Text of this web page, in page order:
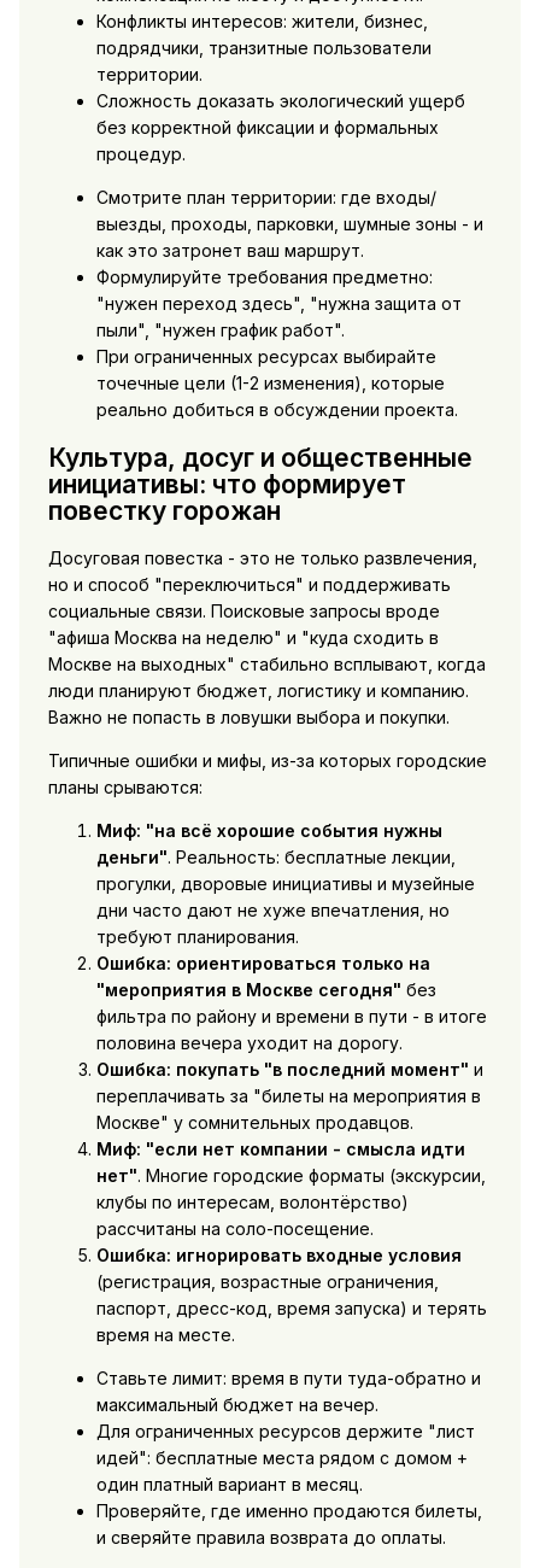
Конфликты интересов: жители, бизнес,
подрядчики, транзитные пользователи
территории.
Сложность доказать экологический ущерб
без корректной фиксации и формальных
процедур.
Смотрите план территории: где входы/
выезды, проходы, парковки, шумные зоны - и
как это затронет ваш маршрут.
Формулируйте требования предметно:
"нужен переход здесь", "нужна защита от
пыли", "нужен график работ".
При ограниченных ресурсах выбирайте
точечные цели (1-2 изменения), которые
реально добиться в обсуждении проекта.
Культура, досуг и общественные
инициативы: что формирует
повестку горожан
Досуговая повестка - это не только развлечения,
но и способ "переключиться" и поддерживать
социальные связи. Поисковые запросы вроде
"афиша Москва на неделю" и "куда сходить в
Москве на выходных" стабильно всплывают, когда
люди планируют бюджет, логистику и компанию.
Важно не попасть в ловушки выбора и покупки.
Типичные ошибки и мифы, из-за которых городские
планы срываются:
Миф: "на всё хорошие события нужны
деньги". Реальность: бесплатные лекции,
прогулки, дворовые инициативы и музейные
дни часто дают не хуже впечатления, но
требуют планирования.
Ошибка: ориентироваться только на
"мероприятия в Москве сегодня" без
фильтра по району и времени в пути - в итоге
половина вечера уходит на дорогу.
Ошибка: покупать "в последний момент" и
переплачивать за "билеты на мероприятия в
Москве" у сомнительных продавцов.
Миф: "если нет компании - смысла идти
нет". Многие городские форматы (экскурсии,
клубы по интересам, волонтёрство)
рассчитаны на соло-посещение.
Ошибка: игнорировать входные условия
(регистрация, возрастные ограничения,
паспорт, дресс-код, время запуска) и терять
время на месте.
Ставьте лимит: время в пути туда-обратно и
максимальный бюджет на вечер.
Для ограниченных ресурсов держите "лист
идей": бесплатные места рядом с домом +
один платный вариант в месяц.
Проверяйте, где именно продаются билеты,
и сверяйте правила возврата до оплаты.